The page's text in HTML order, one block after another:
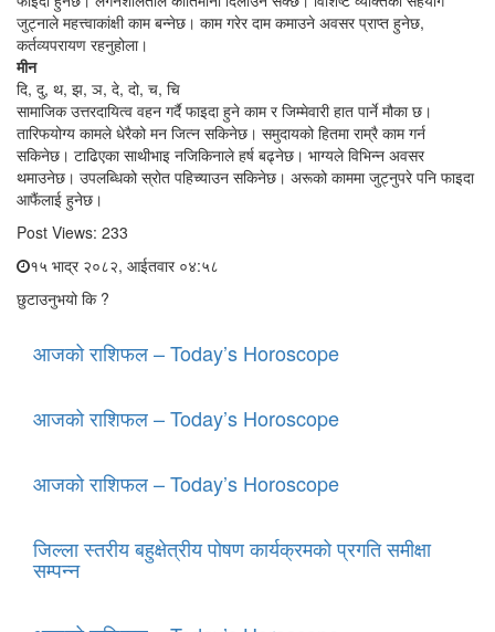
जुट्नाले महत्त्वाकांक्षी काम बन्नेछ। काम गरेर दाम कमाउने अवसर प्राप्त हुनेछ,
कर्तव्यपरायण रहनुहोला।
मीन
दि, दु, थ, झ, ञ, दे, दो, च, चि
सामाजिक उत्तरदायित्व वहन गर्दै फाइदा हुने काम र जिम्मेवारी हात पार्ने मौका छ।
तारिफयोग्य कामले धेरैको मन जित्न सकिनेछ। समुदायको हितमा राम्रै काम गर्न
सकिनेछ। टाढिएका साथीभाइ नजिकिनाले हर्ष बढ्नेछ। भाग्यले विभिन्न अवसर
थमाउनेछ। उपलब्धिको स्रोत पहिच्याउन सकिनेछ। अरूको काममा जुट्नुपरे पनि फाइदा
आफैंलाई हुनेछ।
Post Views: 233
१५ भाद्र २०८२, आईतवार ०४:५८
छुटाउनुभयो कि ?
आजको राशिफल – Today’s Horoscope
आजको राशिफल – Today’s Horoscope
आजको राशिफल – Today’s Horoscope
जिल्ला स्तरीय बहुक्षेत्रीय पोषण कार्यक्रमको प्रगति समीक्षा
सम्पन्न